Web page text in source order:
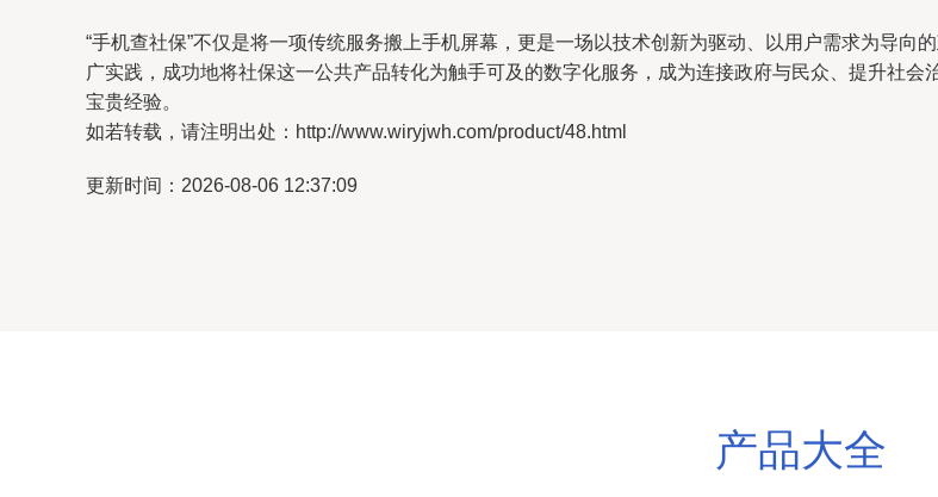
“手机查社保”不仅是将一项传统服务搬上手机屏幕，更是一场以技术创新为驱动、以用户需求为导
广实践，成功地将社保这一公共产品转化为触手可及的数字化服务，成为连接政府与民众、提升社
宝贵经验。
如若转载，请注明出处：http://www.wiryjwh.com/product/48.html
更新时间：2026-08-06 12:37:09
产品大全